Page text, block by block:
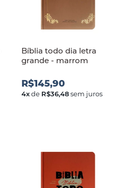
Bíblia todo dia letra
grande - marrom
R$145,90
4xde R$36,48sem juros